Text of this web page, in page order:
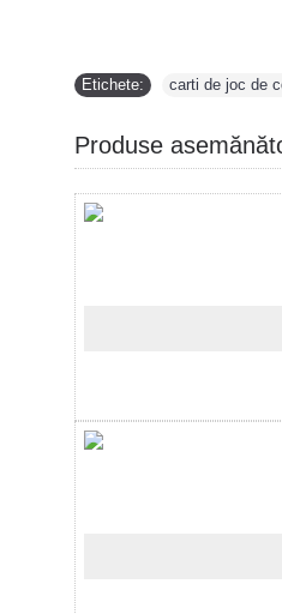
Etichete: carti de joc de
Produse